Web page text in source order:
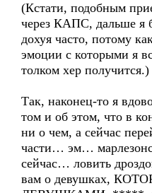
(Кстати, подобным
через КАПС, дальше я
дохуя часто, потому
эмоции с которыми я
толком хер получится.)
Так, наконец-то я
том и об этом, что в
ни о чем, а сейчас
части… эм…
сейчас… ловить
вам о девушках,